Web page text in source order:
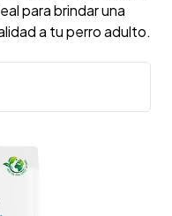
para brindar una
a tu perro adulto.